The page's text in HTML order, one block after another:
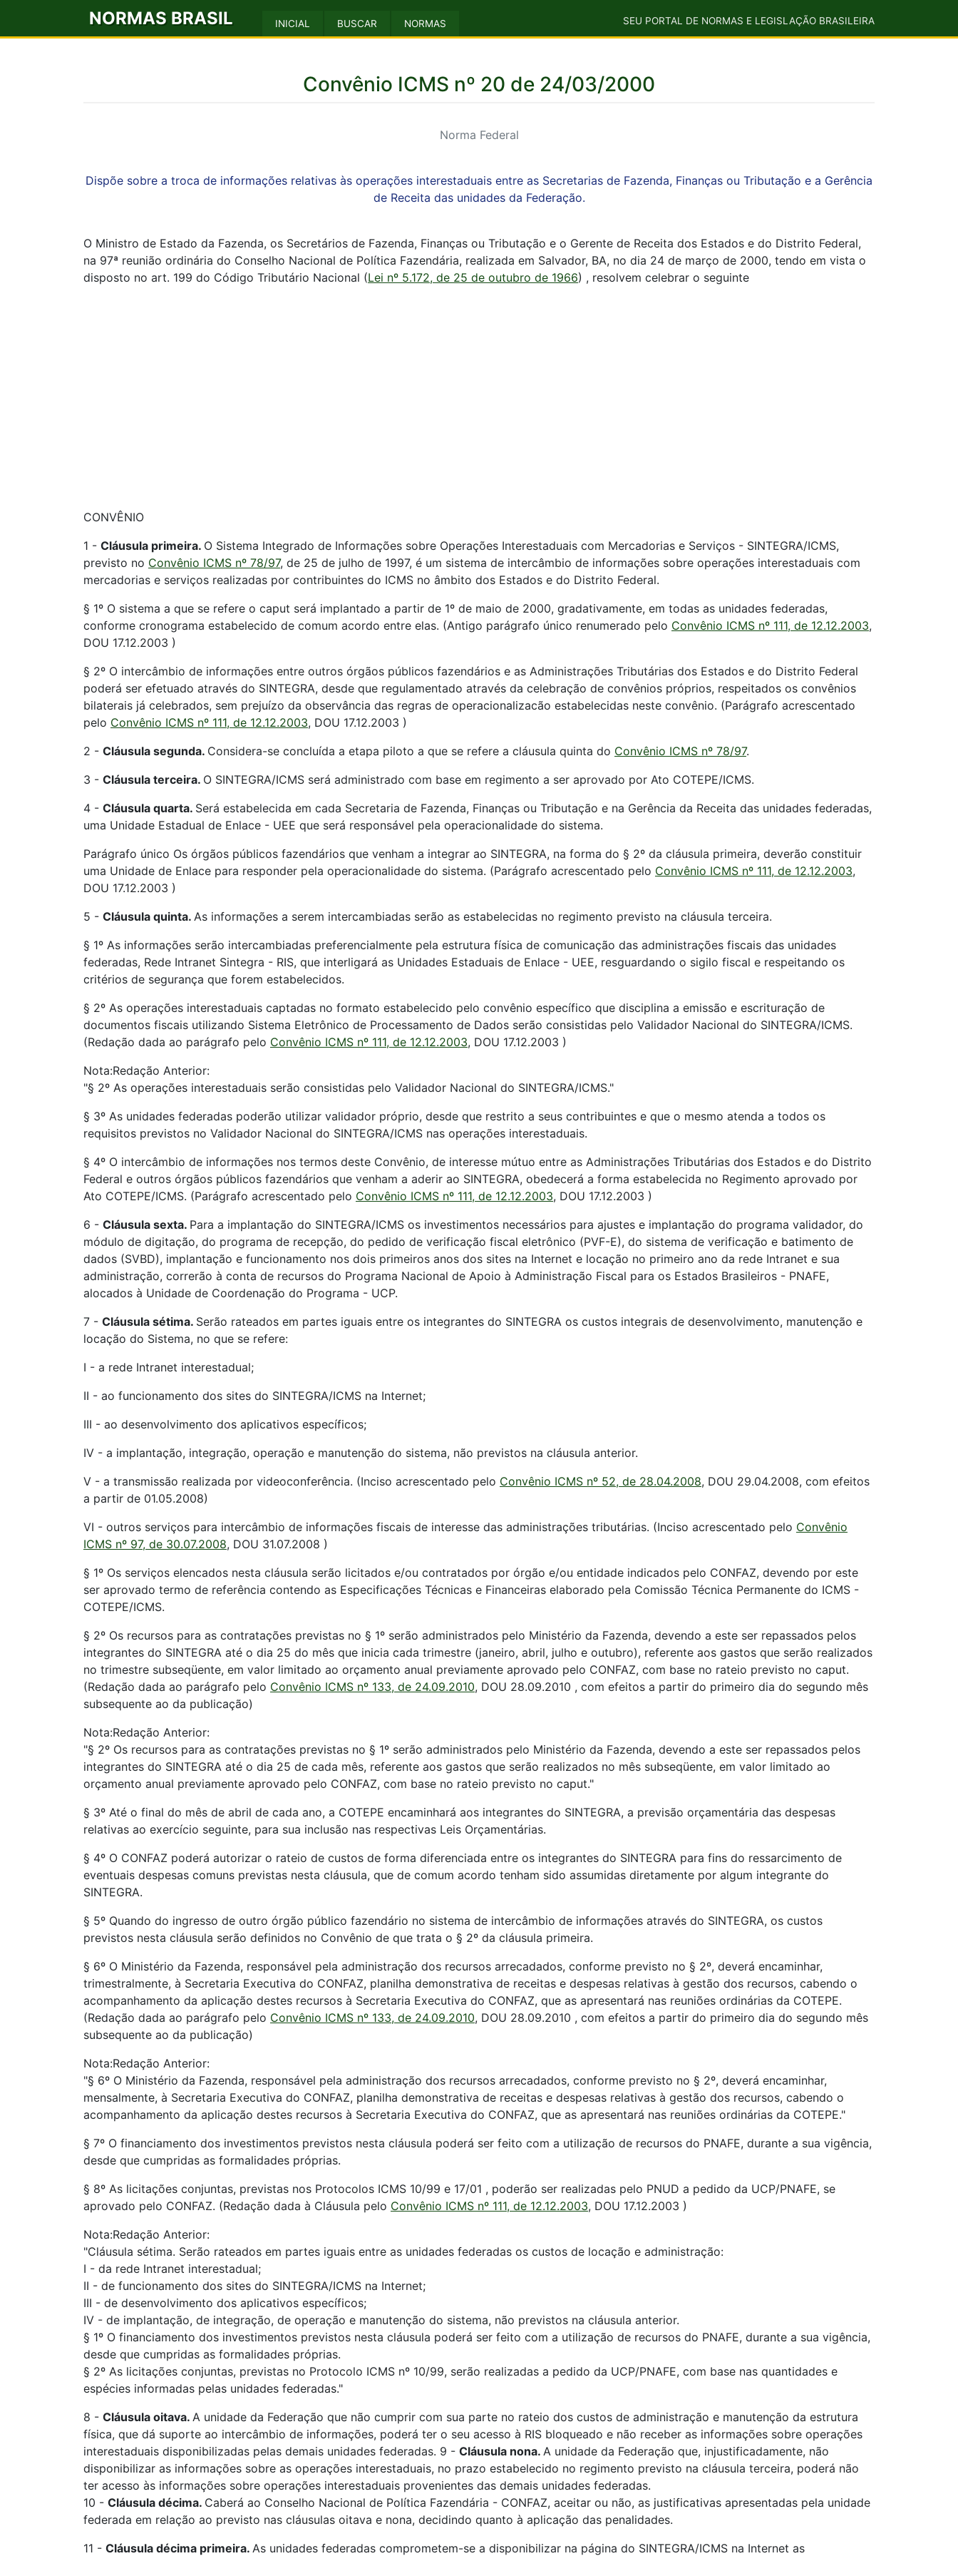
NORMAS BRASIL INICIAL BUSCAR NORMAS SEU PORTAL DE NORMAS E LEGISLAÇÃO BRASILEIRA
Convênio ICMS nº 20 de 24/03/2000
Norma Federal
Dispõe sobre a troca de informações relativas às operações interestaduais entre as Secretarias de Fazenda, Finanças ou Tributação e a Gerência
de Receita das unidades da Federação.
O Ministro de Estado da Fazenda, os Secretários de Fazenda, Finanças ou Tributação e o Gerente de Receita dos Estados e do Distrito Federal,
na 97ª reunião ordinária do Conselho Nacional de Política Fazendária, realizada em Salvador, BA, no dia 24 de março de 2000, tendo em vista o
disposto no art. 199 do Código Tributário Nacional (Lei nº 5.172, de 25 de outubro de 1966) , resolvem celebrar o seguinte
CONVÊNIO
1 - Cláusula primeira. O Sistema Integrado de Informações sobre Operações Interestaduais com Mercadorias e Serviços - SINTEGRA/ICMS,
previsto no Convênio ICMS nº 78/97, de 25 de julho de 1997, é um sistema de intercâmbio de informações sobre operações interestaduais com
mercadorias e serviços realizadas por contribuintes do ICMS no âmbito dos Estados e do Distrito Federal.
§ 1º O sistema a que se refere o caput será implantado a partir de 1º de maio de 2000, gradativamente, em todas as unidades federadas,
conforme cronograma estabelecido de comum acordo entre elas. (Antigo parágrafo único renumerado pelo Convênio ICMS nº 111, de 12.12.2003,
DOU 17.12.2003 )
§ 2º O intercâmbio de informações entre outros órgãos públicos fazendários e as Administrações Tributárias dos Estados e do Distrito Federal
poderá ser efetuado através do SINTEGRA, desde que regulamentado através da celebração de convênios próprios, respeitados os convênios
bilaterais já celebrados, sem prejuízo da observância das regras de operacionalizacão estabelecidas neste convênio. (Parágrafo acrescentado
pelo Convênio ICMS nº 111, de 12.12.2003, DOU 17.12.2003 )
2 - Cláusula segunda. Considera-se concluída a etapa piloto a que se refere a cláusula quinta do Convênio ICMS nº 78/97.
3 - Cláusula terceira. O SINTEGRA/ICMS será administrado com base em regimento a ser aprovado por Ato COTEPE/ICMS.
4 - Cláusula quarta. Será estabelecida em cada Secretaria de Fazenda, Finanças ou Tributação e na Gerência da Receita das unidades federadas,
uma Unidade Estadual de Enlace - UEE que será responsável pela operacionalidade do sistema.
Parágrafo único Os órgãos públicos fazendários que venham a integrar ao SINTEGRA, na forma do § 2º da cláusula primeira, deverão constituir
uma Unidade de Enlace para responder pela operacionalidade do sistema. (Parágrafo acrescentado pelo Convênio ICMS nº 111, de 12.12.2003,
DOU 17.12.2003 )
5 - Cláusula quinta. As informações a serem intercambiadas serão as estabelecidas no regimento previsto na cláusula terceira.
§ 1º As informações serão intercambiadas preferencialmente pela estrutura física de comunicação das administrações fiscais das unidades
federadas, Rede Intranet Sintegra - RIS, que interligará as Unidades Estaduais de Enlace - UEE, resguardando o sigilo fiscal e respeitando os
critérios de segurança que forem estabelecidos.
§ 2º As operações interestaduais captadas no formato estabelecido pelo convênio específico que disciplina a emissão e escrituração de
documentos fiscais utilizando Sistema Eletrônico de Processamento de Dados serão consistidas pelo Validador Nacional do SINTEGRA/ICMS.
(Redação dada ao parágrafo pelo Convênio ICMS nº 111, de 12.12.2003, DOU 17.12.2003 )
Nota:Redação Anterior:
"§ 2º As operações interestaduais serão consistidas pelo Validador Nacional do SINTEGRA/ICMS."
§ 3º As unidades federadas poderão utilizar validador próprio, desde que restrito a seus contribuintes e que o mesmo atenda a todos os
requisitos previstos no Validador Nacional do SINTEGRA/ICMS nas operações interestaduais.
§ 4º O intercâmbio de informações nos termos deste Convênio, de interesse mútuo entre as Administrações Tributárias dos Estados e do Distrito
Federal e outros órgãos públicos fazendários que venham a aderir ao SINTEGRA, obedecerá a forma estabelecida no Regimento aprovado por
Ato COTEPE/ICMS. (Parágrafo acrescentado pelo Convênio ICMS nº 111, de 12.12.2003, DOU 17.12.2003 )
6 - Cláusula sexta. Para a implantação do SINTEGRA/ICMS os investimentos necessários para ajustes e implantação do programa validador, do
módulo de digitação, do programa de recepção, do pedido de verificação fiscal eletrônico (PVF-E), do sistema de verificação e batimento de
dados (SVBD), implantação e funcionamento nos dois primeiros anos dos sites na Internet e locação no primeiro ano da rede Intranet e sua
administração, correrão à conta de recursos do Programa Nacional de Apoio à Administração Fiscal para os Estados Brasileiros - PNAFE,
alocados à Unidade de Coordenação do Programa - UCP.
7 - Cláusula sétima. Serão rateados em partes iguais entre os integrantes do SINTEGRA os custos integrais de desenvolvimento, manutenção e
locação do Sistema, no que se refere:
I - a rede Intranet interestadual;
II - ao funcionamento dos sites do SINTEGRA/ICMS na Internet;
III - ao desenvolvimento dos aplicativos específicos;
IV - a implantação, integração, operação e manutenção do sistema, não previstos na cláusula anterior.
V - a transmissão realizada por videoconferência. (Inciso acrescentado pelo Convênio ICMS nº 52, de 28.04.2008, DOU 29.04.2008, com efeitos
a partir de 01.05.2008)
VI - outros serviços para intercâmbio de informações fiscais de interesse das administrações tributárias. (Inciso acrescentado pelo Convênio
ICMS nº 97, de 30.07.2008, DOU 31.07.2008 )
§ 1º Os serviços elencados nesta cláusula serão licitados e/ou contratados por órgão e/ou entidade indicados pelo CONFAZ, devendo por este
ser aprovado termo de referência contendo as Especificações Técnicas e Financeiras elaborado pela Comissão Técnica Permanente do ICMS -
COTEPE/ICMS.
§ 2º Os recursos para as contratações previstas no § 1º serão administrados pelo Ministério da Fazenda, devendo a este ser repassados pelos
integrantes do SINTEGRA até o dia 25 do mês que inicia cada trimestre (janeiro, abril, julho e outubro), referente aos gastos que serão realizados
no trimestre subseqüente, em valor limitado ao orçamento anual previamente aprovado pelo CONFAZ, com base no rateio previsto no caput.
(Redação dada ao parágrafo pelo Convênio ICMS nº 133, de 24.09.2010, DOU 28.09.2010 , com efeitos a partir do primeiro dia do segundo mês
subsequente ao da publicação)
Nota:Redação Anterior:
"§ 2º Os recursos para as contratações previstas no § 1º serão administrados pelo Ministério da Fazenda, devendo a este ser repassados pelos
integrantes do SINTEGRA até o dia 25 de cada mês, referente aos gastos que serão realizados no mês subseqüente, em valor limitado ao
orçamento anual previamente aprovado pelo CONFAZ, com base no rateio previsto no caput."
§ 3º Até o final do mês de abril de cada ano, a COTEPE encaminhará aos integrantes do SINTEGRA, a previsão orçamentária das despesas
relativas ao exercício seguinte, para sua inclusão nas respectivas Leis Orçamentárias.
§ 4º O CONFAZ poderá autorizar o rateio de custos de forma diferenciada entre os integrantes do SINTEGRA para fins do ressarcimento de
eventuais despesas comuns previstas nesta cláusula, que de comum acordo tenham sido assumidas diretamente por algum integrante do
SINTEGRA.
§ 5º Quando do ingresso de outro órgão público fazendário no sistema de intercâmbio de informações através do SINTEGRA, os custos
previstos nesta cláusula serão definidos no Convênio de que trata o § 2º da cláusula primeira.
§ 6º O Ministério da Fazenda, responsável pela administração dos recursos arrecadados, conforme previsto no § 2º, deverá encaminhar,
trimestralmente, à Secretaria Executiva do CONFAZ, planilha demonstrativa de receitas e despesas relativas à gestão dos recursos, cabendo o
acompanhamento da aplicação destes recursos à Secretaria Executiva do CONFAZ, que as apresentará nas reuniões ordinárias da COTEPE.
(Redação dada ao parágrafo pelo Convênio ICMS nº 133, de 24.09.2010, DOU 28.09.2010 , com efeitos a partir do primeiro dia do segundo mês
subsequente ao da publicação)
Nota:Redação Anterior:
"§ 6º O Ministério da Fazenda, responsável pela administração dos recursos arrecadados, conforme previsto no § 2º, deverá encaminhar,
mensalmente, à Secretaria Executiva do CONFAZ, planilha demonstrativa de receitas e despesas relativas à gestão dos recursos, cabendo o
acompanhamento da aplicação destes recursos à Secretaria Executiva do CONFAZ, que as apresentará nas reuniões ordinárias da COTEPE."
§ 7º O financiamento dos investimentos previstos nesta cláusula poderá ser feito com a utilização de recursos do PNAFE, durante a sua vigência,
desde que cumpridas as formalidades próprias.
§ 8º As licitações conjuntas, previstas nos Protocolos ICMS 10/99 e 17/01 , poderão ser realizadas pelo PNUD a pedido da UCP/PNAFE, se
aprovado pelo CONFAZ. (Redação dada à Cláusula pelo Convênio ICMS nº 111, de 12.12.2003, DOU 17.12.2003 )
Nota:Redação Anterior:
"Cláusula sétima. Serão rateados em partes iguais entre as unidades federadas os custos de locação e administração:
I - da rede Intranet interestadual;
II - de funcionamento dos sites do SINTEGRA/ICMS na Internet;
III - de desenvolvimento dos aplicativos específicos;
IV - de implantação, de integração, de operação e manutenção do sistema, não previstos na cláusula anterior.
§ 1º O financiamento dos investimentos previstos nesta cláusula poderá ser feito com a utilização de recursos do PNAFE, durante a sua vigência,
desde que cumpridas as formalidades próprias.
§ 2º As licitações conjuntas, previstas no Protocolo ICMS nº 10/99, serão realizadas a pedido da UCP/PNAFE, com base nas quantidades e
espécies informadas pelas unidades federadas."
8 - Cláusula oitava. A unidade da Federação que não cumprir com sua parte no rateio dos custos de administração e manutenção da estrutura
física, que dá suporte ao intercâmbio de informações, poderá ter o seu acesso à RIS bloqueado e não receber as informações sobre operações
interestaduais disponibilizadas pelas demais unidades federadas. 9 - Cláusula nona. A unidade da Federação que, injustificadamente, não
disponibilizar as informações sobre as operações interestaduais, no prazo estabelecido no regimento previsto na cláusula terceira, poderá não
ter acesso às informações sobre operações interestaduais provenientes das demais unidades federadas.
10 - Cláusula décima. Caberá ao Conselho Nacional de Política Fazendária - CONFAZ, aceitar ou não, as justificativas apresentadas pela unidade
federada em relação ao previsto nas cláusulas oitava e nona, decidindo quanto à aplicação das penalidades.
11 - Cláusula décima primeira. As unidades federadas comprometem-se a disponibilizar na página do SINTEGRA/ICMS na Internet as